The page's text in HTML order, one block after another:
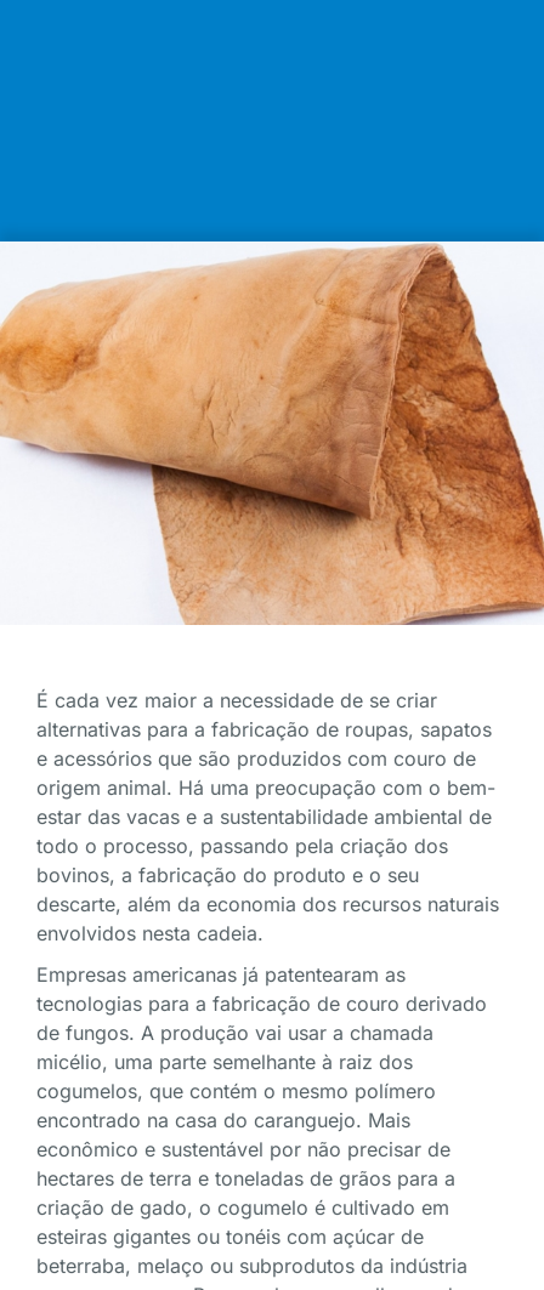
É cada vez maior a necessidade de se criar
alternativas para a fabricação de roupas, sapatos
e acessórios que são produzidos com couro de
origem animal. Há uma preocupação com o bem-
estar das vacas e a sustentabilidade ambiental de
todo o processo, passando pela criação dos
bovinos, a fabricação do produto e o seu
descarte, além da economia dos recursos naturais
envolvidos nesta cadeia.
Empresas americanas já patentearam as
tecnologias para a fabricação de couro derivado
de fungos. A produção vai usar a chamada
micélio, uma parte semelhante à raiz dos
cogumelos, que contém o mesmo polímero
encontrado na casa do caranguejo. Mais
econômico e sustentável por não precisar de
hectares de terra e toneladas de grãos para a
criação de gado, o cogumelo é cultivado em
esteiras gigantes ou tonéis com açúcar de
beterraba, melaço ou subprodutos da indústria